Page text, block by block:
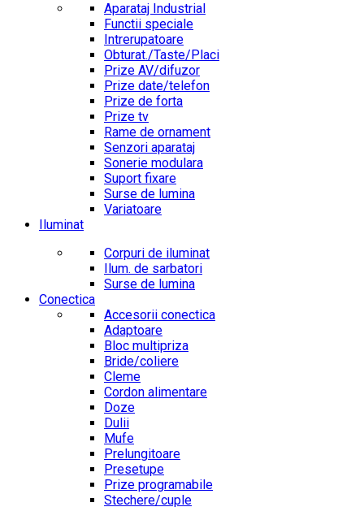
Aparataj Industrial
Functii speciale
Intrerupatoare
Obturat./Taste/Placi
Prize AV/difuzor
Prize date/telefon
Prize de forta
Prize tv
Rame de ornament
Senzori aparataj
Sonerie modulara
Suport fixare
Surse de lumina
Variatoare
Iluminat
Corpuri de iluminat
Ilum. de sarbatori
Surse de lumina
Conectica
Accesorii conectica
Adaptoare
Bloc multipriza
Bride/coliere
Cleme
Cordon alimentare
Doze
Dulii
Mufe
Prelungitoare
Presetupe
Prize programabile
Stechere/cuple